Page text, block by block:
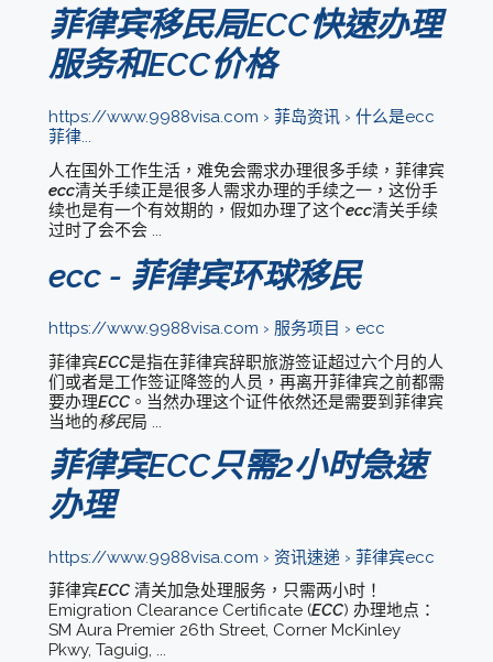
菲律宾移民局ECC快速办理
服务和ECC价格
https://www.9988visa.com › 菲岛资讯 › 什么是ecc
菲律...
人在国外工作生活，难免会需求办理很多手续，菲律宾
ecc清关手续正是很多人需求办理的手续之一，这份手
续也是有一个有效期的，假如办理了这个ecc清关手续
过时了会不会 ...
ecc - 菲律宾环球移民
https://www.9988visa.com › 服务项目 › ecc
菲律宾ECC是指在菲律宾辞职旅游签证超过六个月的人
们或者是工作签证降签的人员，再离开菲律宾之前都需
要办理ECC。当然办理这个证件依然还是需要到菲律宾
当地的移民局 ...
菲律宾ECC只需2小时急速
办理
https://www.9988visa.com › 资讯速递 › 菲律宾ecc
菲律宾ECC清关加急处理服务，只需两小时！
Emigration Clearance Certificate (ECC) 办理地点：
SM Aura Premier 26th Street, Corner McKinley
Pkwy, Taguig, ...